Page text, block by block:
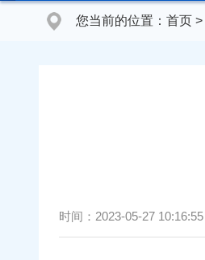
您当前的位置： 首页 >
时间： 2023-05-27 10:16:55